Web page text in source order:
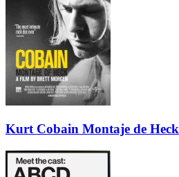
Kurt Cobain Montaje de Heck